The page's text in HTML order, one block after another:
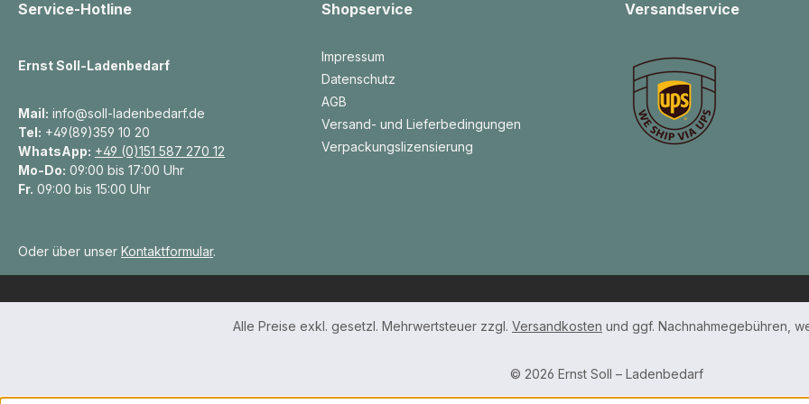
Service-Hotline
Ernst Soll-Ladenbedarf
Mail: info@soll-ladenbedarf.de
Tel: +49(89)359 10 20
WhatsApp: +49 (0)151 587 270 12
Mo-Do: 09:00 bis 17:00 Uhr
Fr. 09:00 bis 15:00 Uhr
Oder über unser Kontaktformular.
Shopservice
Impressum
Datenschutz
AGB
Versand- und Lieferbedingungen
Verpackungslizensierung
Versandservice
Alle Preise exkl. gesetzl. Mehrwertsteuer zzgl. Versandkosten und ggf. Nachnahmegebühren,
© 2026 Ernst Soll – Ladenbedarf